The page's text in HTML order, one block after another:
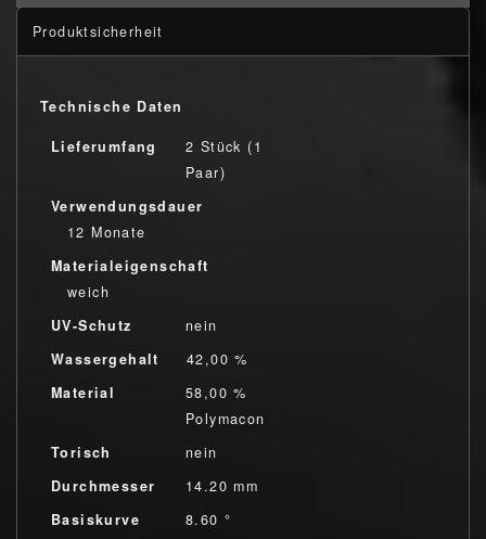
Produktsicherheit
Technische Daten
Lieferumfang
2 Stück (1
Paar)
Verwendungsdauer
12 Monate
Materialeigenschaft
weich
UV-Schutz
nein
Wassergehalt
42,00 %
Material
58,00 %
Polymacon
Torisch
nein
Durchmesser
14.20 mm
Basiskurve
8.60 °